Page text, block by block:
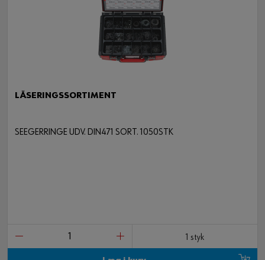
LÅSERINGSSORTIMENT
SEEGERRINGE UDV. DIN471 SORT. 1050STK
1 styk